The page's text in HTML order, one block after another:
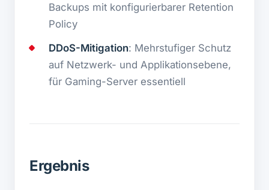
Backups mit konfigurierbarer Retention
Policy
DDoS-Mitigation: Mehrstufiger Schutz
auf Netzwerk- und Applikationsebene,
für Gaming-Server essentiell
Ergebnis